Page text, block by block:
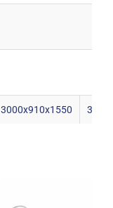
3000x910x1550